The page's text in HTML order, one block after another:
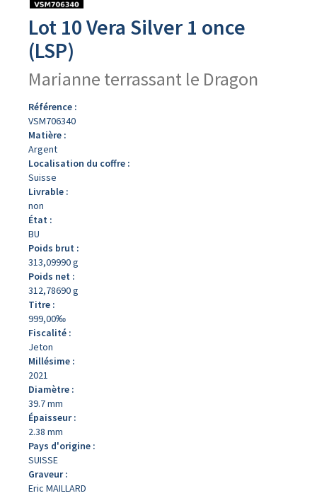
Lot 10 Vera Silver 1 once
(LSP)
Marianne terrassant le Dragon
Référence :
VSM706340
Matière :
Argent
Localisation du coffre :
Suisse
Livrable :
non
État :
BU
Poids brut :
313,09990 g
Poids net :
312,78690 g
Titre :
999,00‰
Fiscalité :
Jeton
Millésime :
2021
Diamètre :
39.7 mm
Épaisseur :
2.38 mm
Pays d'origine :
SUISSE
Graveur :
Eric MAILLARD